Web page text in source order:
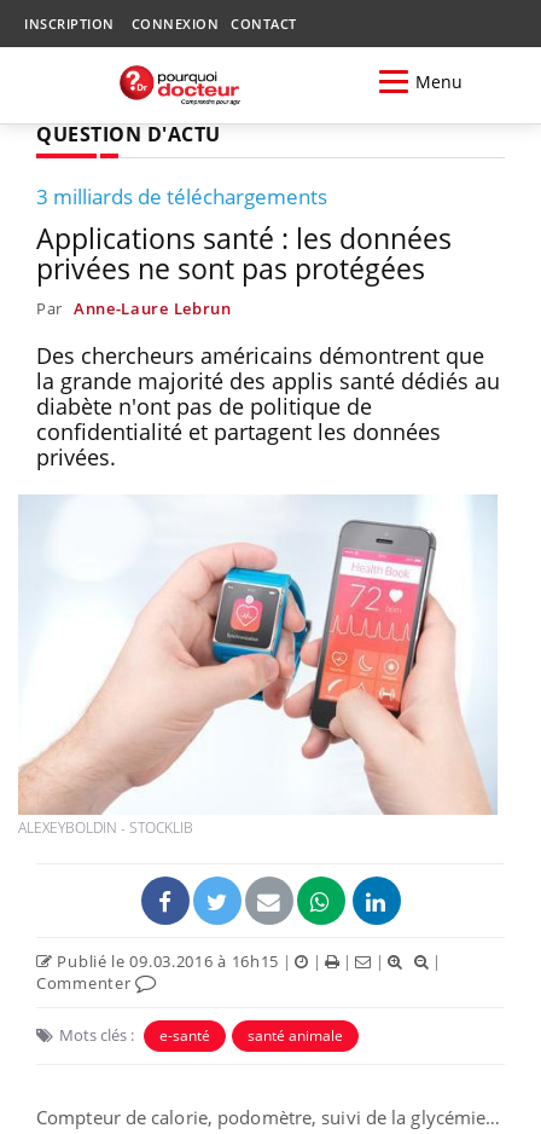
INSCRIPTION CONNEXION CONTACT
Menu
QUESTION D'ACTU
3 milliards de téléchargements
Applications santé : les données
privées ne sont pas protégées
Par Anne-Laure Lebrun
Des chercheurs américains démontrent que
la grande majorité des applis santé dédiés au
diabète n'ont pas de politique de
confidentialité et partagent les données
privées.
ALEXEYBOLDIN - STOCKLIB
Publié le 09.03.2016 à 16h15 | | | |
|
Commenter
Mots clés : e-santé santé animale
Compteur de calorie, podomètre, suivi de la glycémie…